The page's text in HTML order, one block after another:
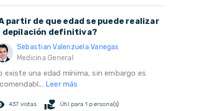
partir de que edad se puede realizar
depilación definitiva?
Sebastian Valenzuela Vanegas
Medicina General
existe una edad mínima, sin embargo es
Leer más
437 vistas volunteer_activism Útil para 1 persona(s)